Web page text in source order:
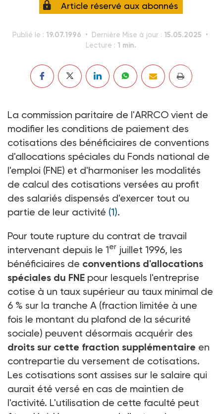
Article réservé aux abonnés
Publié le : 19.07.1996 Dernière Mise à jour : 15.05.2025
Lecture : 1 min.
La commission paritaire de l'ARRCO vient de
modifier les conditions de paiement des
cotisations des bénéficiaires de conventions
d'allocations spéciales du Fonds national de
l'emploi (FNE) et d'harmoniser les modalités
de calcul des cotisations versées au profit
des salariés dispensés d'exercer tout ou
partie de leur activité (1).
Pour toute rupture du contrat de travail
intervenant depuis le 1er juillet 1996, les
bénéficiaires de conventions d'allocations
spéciales du FNE pour lesquels l'entreprise
cotise à un taux supérieur au taux minimal de
6 % sur la tranche A (fraction limitée à une
fois le montant du plafond de la sécurité
sociale) peuvent désormais acquérir des
droits sur cette fraction supplémentaire en
contrepartie du versement de cotisations.
Les cotisations sont assises sur le salaire qui
aurait été versé en cas de maintien de
l'activité. L'utilisation de cette faculté peut